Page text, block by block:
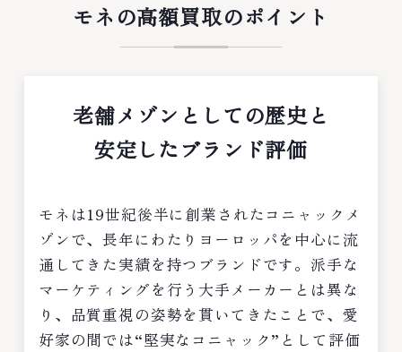
モネの高額買取のポイント
老舗メゾンとしての歴史と
安定したブランド評価
モネは19世紀後半に創業されたコニャックメ
ゾンで、長年にわたりヨーロッパを中心に流
通してきた実績を持つブランドです。派手な
マーケティングを行う大手メーカーとは異な
り、品質重視の姿勢を貫いてきたことで、愛
好家の間では“堅実なコニャック”として評価